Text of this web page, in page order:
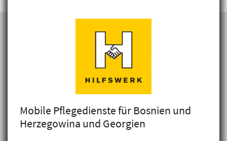
Mobile Pflegedienste für Bosnien und
Herzegowina und Georgien